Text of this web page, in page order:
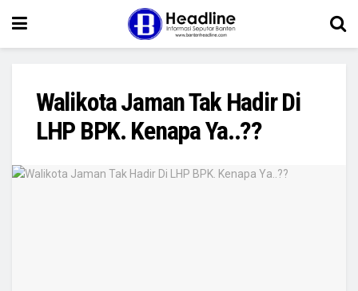
Walikota Jaman Tak Hadir Di
LHP BPK. Kenapa Ya..??